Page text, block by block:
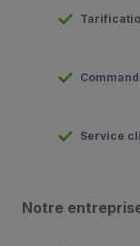
Service
Notre